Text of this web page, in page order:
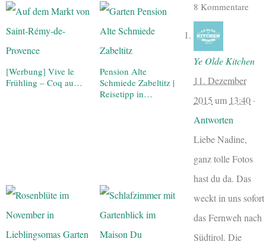
[Werbung] Vive le
Frühling – Coq au…
Pension Alte
Schmiede Zabeltitz |
Reisetipp in…
8 Kommentare
Ye Olde Kitchen
11. Dezember
2015 um 13:40 ·
Antworten
Liebe Nadine,
ganz tolle Fotos
hast du da. Das
weckt in uns sofort
das Fernweh nach
Südtirol. Die